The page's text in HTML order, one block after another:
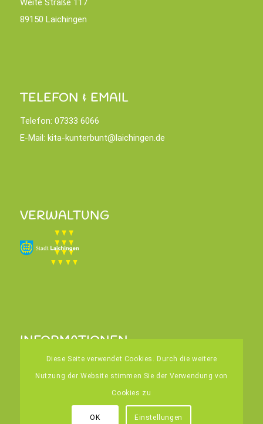
Weite Straße 117
89150 Laichingen
TELEFON & EMAIL
Telefon: 07333 6066
E-Mail: kita-kunterbunt@laichingen.de
VERWALTUNG
INFORMATIONEN
Kontakt
Diese Seite verwendet Cookies. Durch die weitere
Nutzung der Website stimmen Sie der Verwendung von
Cookies zu
OK Einstellungen